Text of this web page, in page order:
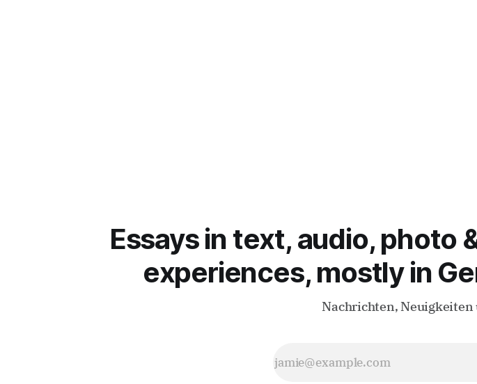
Essays in text, audio, photo
experiences, mostly in
Nachrichten, Neuigkeiten